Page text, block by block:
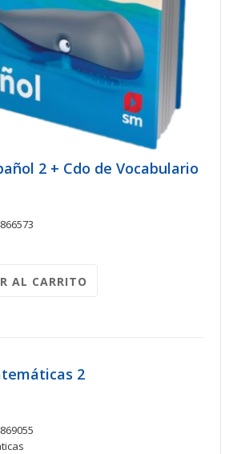
2 + Cdo de Vocabulario
AL CARRITO
2